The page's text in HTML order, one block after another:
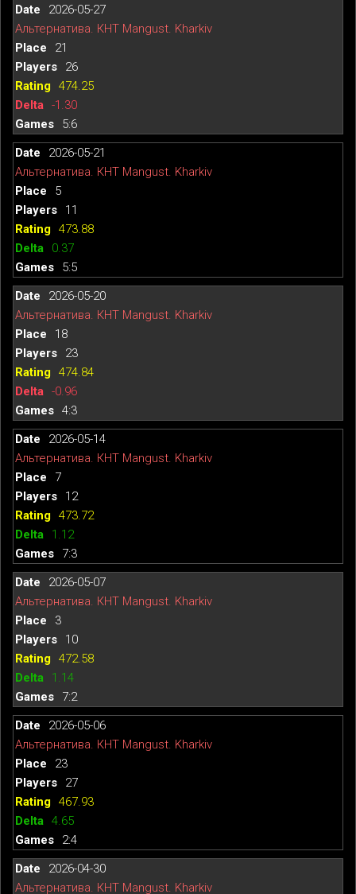
2026-05-27
Альтернатива. КНТ Mangust. Kharkiv
21
26
474.25
-1.30
5:6
2026-05-21
Альтернатива. КНТ Mangust. Kharkiv
5
11
473.88
0.37
5:5
2026-05-20
Альтернатива. КНТ Mangust. Kharkiv
18
23
474.84
-0.96
4:3
2026-05-14
Альтернатива. КНТ Mangust. Kharkiv
7
12
473.72
1.12
7:3
2026-05-07
Альтернатива. КНТ Mangust. Kharkiv
3
10
472.58
1.14
7:2
2026-05-06
Альтернатива. КНТ Mangust. Kharkiv
23
27
467.93
4.65
2:4
2026-04-30
Альтернатива. КНТ Mangust. Kharkiv